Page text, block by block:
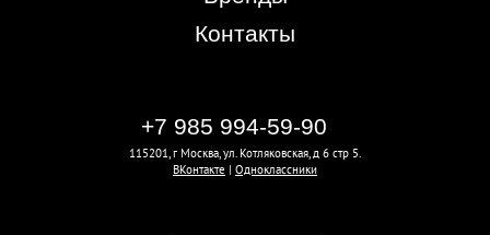
Контакты
+7 985 994-59-90
115201, г Москва, ул. Котляковская, д 6 стр 5.
ВКонтакте | Одноклассники